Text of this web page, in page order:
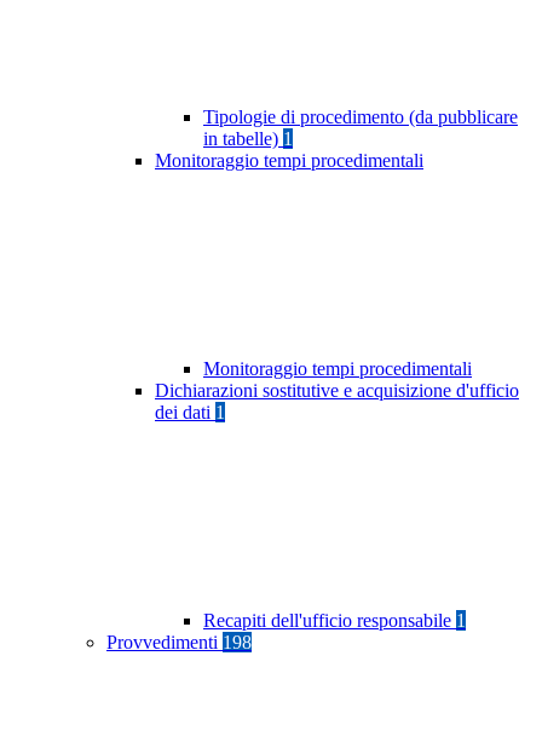
Tipologie di procedimento (da pubblicare
in tabelle) 1
Monitoraggio tempi procedimentali
Monitoraggio tempi procedimentali
Dichiarazioni sostitutive e acquisizione d'ufficio
dei dati 1
Recapiti dell'ufficio responsabile 1
Provvedimenti 198